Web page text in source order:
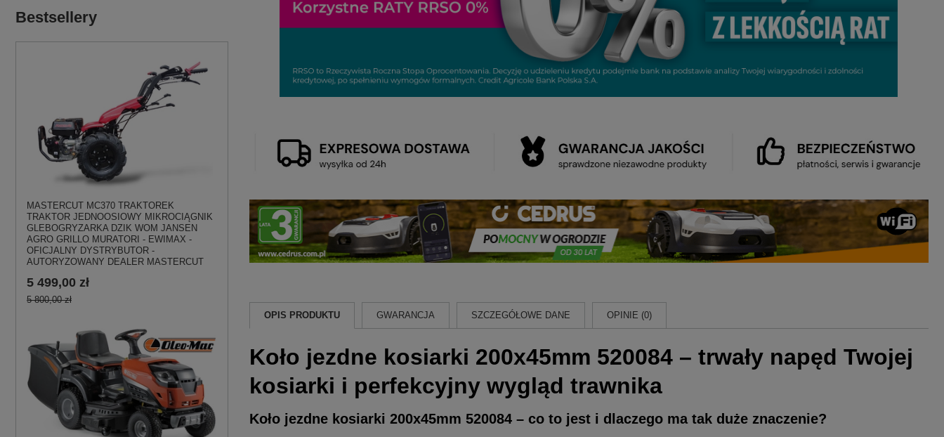
Bestsellery
MASTERCUT MC370 TRAKTOREK
TRAKTOR JEDNOOSIOWY MIKROCIĄGNIK
GLEBOGRYZARKA DZIK WOM JANSEN
AGRO GRILLO MURATORI - EWIMAX -
OFICJALNY DYSTRYBUTOR -
AUTORYZOWANY DEALER MASTERCUT
5 499,00 zł
5 800,00 zł
OPIS PRODUKTU GWARANCJA SZCZEGÓŁOWE DANE OPINIE (0)
Koło jezdne kosiarki 200x45mm 520084 – trwały napęd Twojej
kosiarki i perfekcyjny wygląd trawnika
Koło jezdne kosiarki 200x45mm 520084 – co to jest i dlaczego ma tak duże znaczenie?